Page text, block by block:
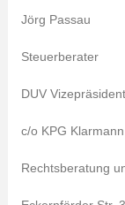
Jörg Passau
Steuerberater
DUV
c/o KPG
Rechtsberatung